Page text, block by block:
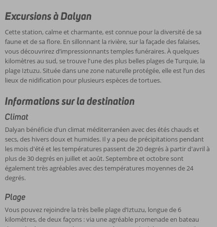
Excursions à Dalyan
Cette station, calme et charmante, est connue pour la diversité de sa
faune et de sa flore. En sillonnant la rivière, sur la façade des falaises,
vous découvrirez d’impressionnants temples funéraires. À quelques
kilomètres au sud, se trouve l'une des plus belles plages de Turquie, la
plage Iztuzu. Située dans une zone naturelle protégée, elle est l’un des
lieux de nidification pour plusieurs espèces de tortues.
Informations sur la destination
Climat
Dalyan bénéficie d’un climat méditerranéen avec des étés chauds et
secs, des hivers doux et humides. Il y a peu de précipitations pendant
les mois d'été et les températures passent de 20 degrés à partir d'avril à
plus de 30 degrés en juillet et août. Septembre et octobre sont
également très agréables avec des températures moyennes de 24
degrés.
Plage
Vous pouvez rejoindre la très belle plage d’Iztuzu, longue de 6
kilomètres, de deux façons : via une agréable promenade en bateau